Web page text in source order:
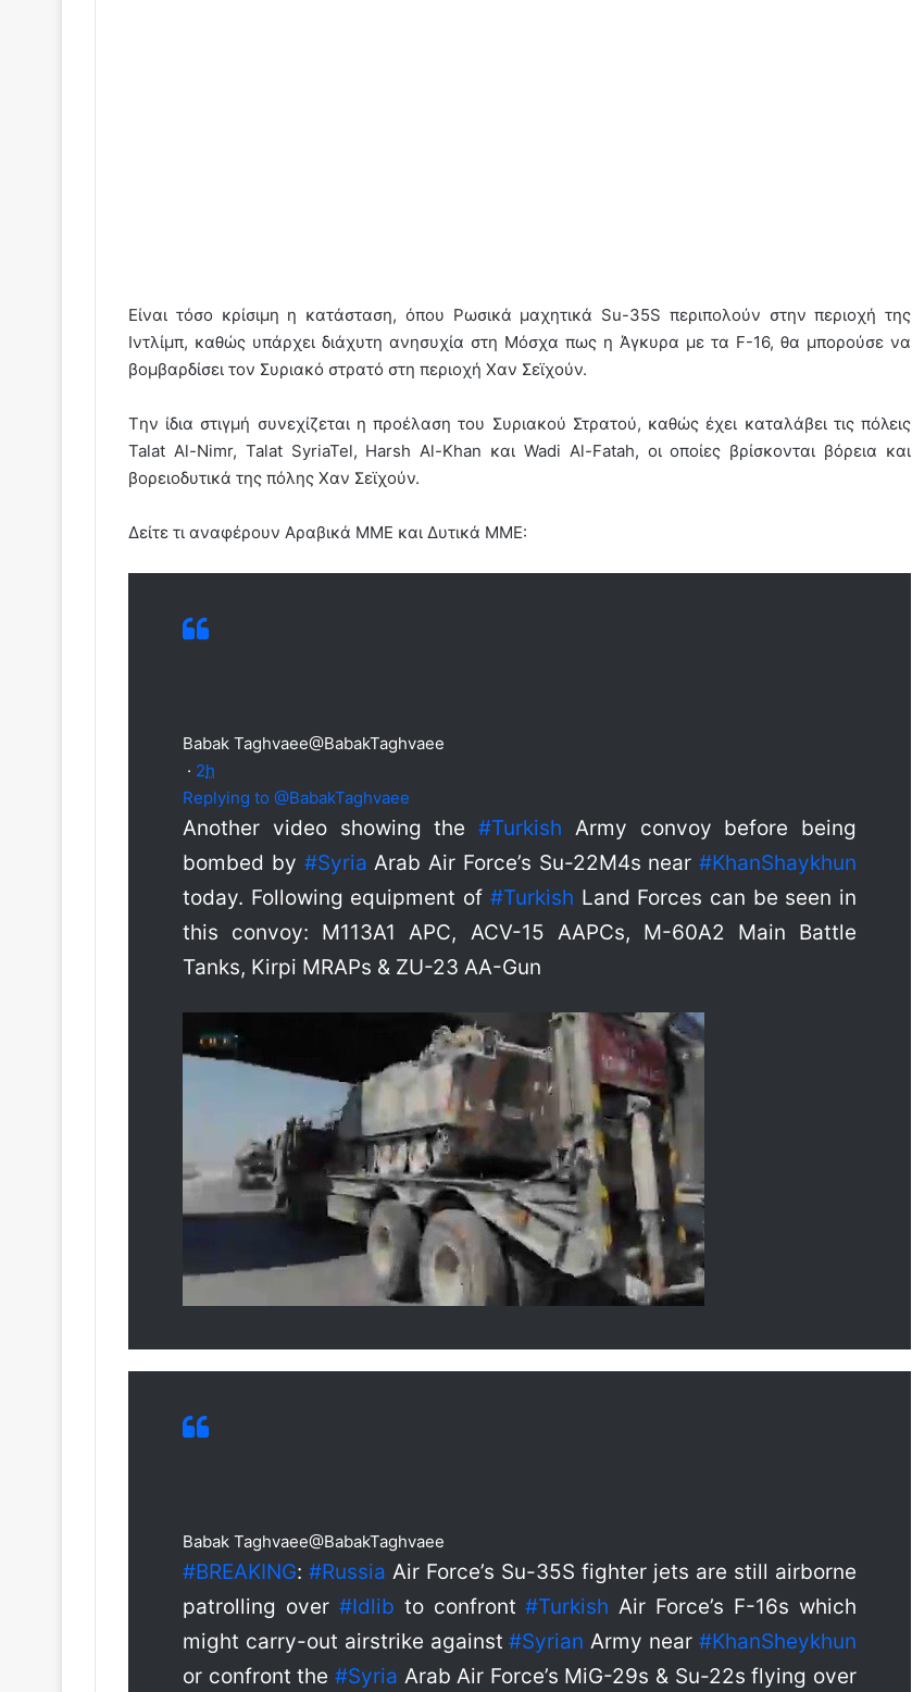
Είναι τόσο κρίσιμη η κατάσταση, όπου Ρωσικά μαχητικά Su-35S περιπολούν στην περιοχή της
Ιντλίμπ, καθώς υπάρχει διάχυτη ανησυχία στη Μόσχα πως η Άγκυρα με τα F-16, θα μπορούσε να
βομβαρδίσει τον Συριακό στρατό στη περιοχή Χαν Σεϊχούν.
Tην ίδια στιγμή συνεχίζεται η προέλαση του Συριακού Στρατού, καθώς έχει καταλάβει τις πόλεις
Talat Al-Nimr, Talat SyriaTel, Harsh Al-Khan και Wadi Al-Fatah, οι οποίες βρίσκονται βόρεια και
βορειοδυτικά της πόλης Χαν Σεϊχούν.
Δείτε τι αναφέρουν Αραβικά ΜΜΕ και Δυτικά ΜΜΕ:
Babak Taghvaee@BabakTaghvaee
· 2h
Replying to @BabakTaghvaee
Another video showing the #Turkish Army convoy before being
bombed by #Syria Arab Air Force’s Su-22M4s near #KhanShaykhun
today. Following equipment of #Turkish Land Forces can be seen in
this convoy: M113A1 APC, ACV-15 AAPCs, M-60A2 Main Battle
Tanks, Kirpi MRAPs & ZU-23 AA-Gun
Babak Taghvaee@BabakTaghvaee
#BREAKING: #Russia Air Force’s Su-35S fighter jets are still airborne
patrolling over #Idlib to confront#Turkish Air Force’s F-16s which
might carry-out airstrike against#Syrian Army near#KhanSheykhun
or confront the #Syria Arab Air Force’s MiG-29s & Su-22s flying over